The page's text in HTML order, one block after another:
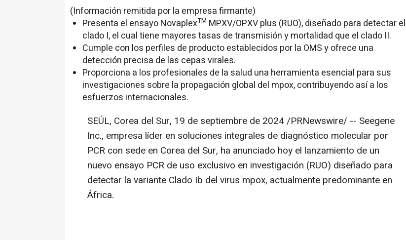
(Información remitida por la empresa firmante)
Presenta el ensayo NovaplexTM MPXV/OPXV plus (RUO), diseñado para detectar el
clado I, el cual tiene mayores tasas de transmisión y mortalidad que el clado II.
Cumple con los perfiles de producto establecidos por la OMS y ofrece una
detección precisa de las cepas virales.
Proporciona a los profesionales de la salud una herramienta esencial para sus
investigaciones sobre la propagación global del mpox, contribuyendo así a los
esfuerzos internacionales.
SEÚL, Corea del Sur, 19 de septiembre de 2024/PRNewswire/ -- Seegene
Inc., empresa líder en soluciones integrales de diagnóstico molecular por
PCR con sede en Corea del Sur, ha anunciado hoy el lanzamiento de un
nuevo ensayo PCR de uso exclusivo en investigación (RUO) diseñado para
detectar la variante Clado Ib del virus mpox, actualmente predominante en
África.